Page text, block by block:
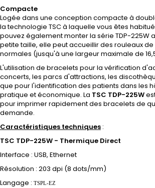
Compacte
Logée dans une conception compacte à
la technologie TSC à laquelle vous êtes
pouvez également monter la série TDP-225W
petite taille, elle peut accueillir des rouleaux
normales (jusqu'à une largeur maximale de
L'utilisation de bracelets pour la vérification
concerts, les parcs d'attractions, les
que pour l'identification des patients dans les
pratique et économique. La TSC TDP-225W
pour imprimer rapidement des bracelets de
demande.
Caractéristiques techniques :
TSC TDP-225W - Thermique Direct
Interface : USB, Ethernet
Résolution : 203 dpi (8 dots/mm)
Langage : TSPL-EZ